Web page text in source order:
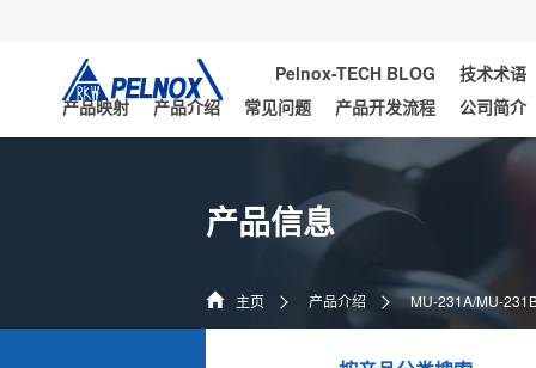
Pelnox-TECH BLOG
技术术语
产品映射
产品介绍 常见问题 产品开发流程 公司简介
产品信息
主页 产品介绍 MU-231A/MU-